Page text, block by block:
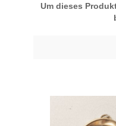
Um dieses